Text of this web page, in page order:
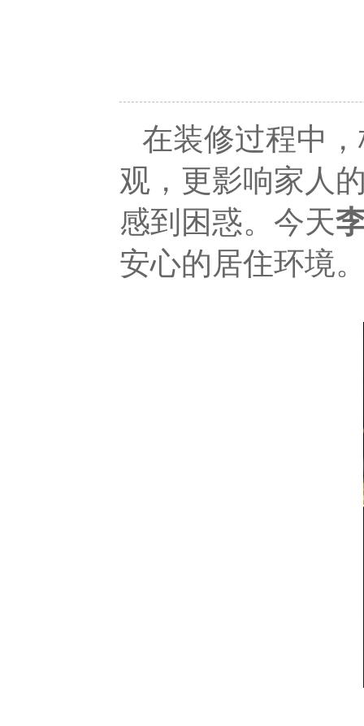
在装修过程中
观，更影响家人
感到困惑。今天
安心的居住环境